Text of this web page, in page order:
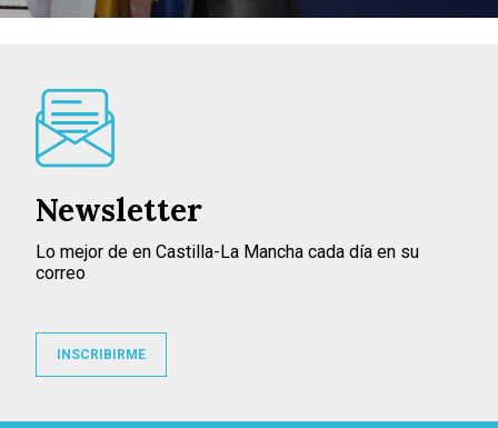
Newsletter
Lo mejor de en Castilla-La Mancha cada día en su
correo
INSCRIBIRME